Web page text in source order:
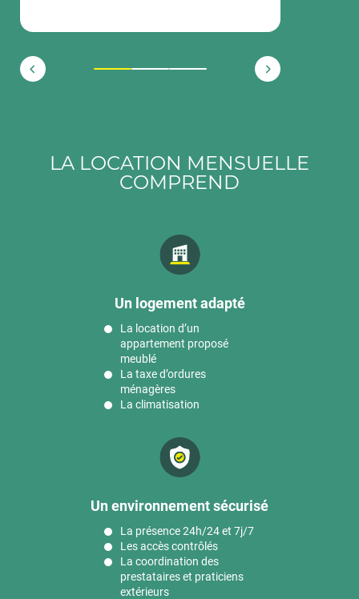
1 2 3
LA LOCATION MENSUELLE
COMPREND
Un logement adapté
La location d’un
appartement proposé
meublé
La taxe d’ordures
ménagères
La climatisation
Un environnement sécurisé
La présence 24h/24 et 7j/7
Les accès contrôlés
La coordination des
prestataires et praticiens
extérieurs